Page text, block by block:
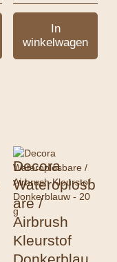
In
winkelwagen
Decora
Wateroplosb
are /
Airbrush
Kleurstof